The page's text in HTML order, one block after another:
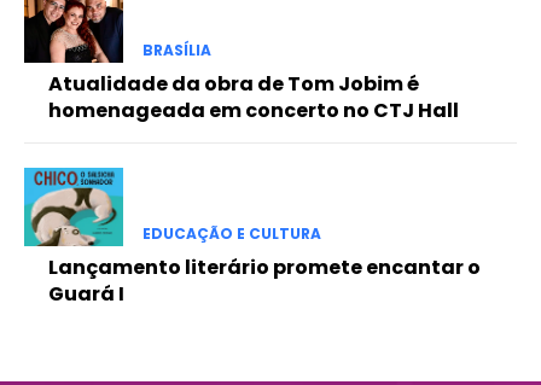
Nullam eu erat condimentum
Donec quis est ac felis
Orci varius natoque dolor
BRASÍLIA
Atualidade da obra de Tom Jobim é
homenageada em concerto no CTJ Hall
EDUCAÇÃO E CULTURA
Lançamento literário promete encantar o
Guará I